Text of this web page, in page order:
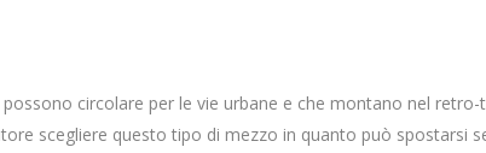
circolare per le vie urbane e che montano nel
scegliere questo tipo di mezzo in quanto può spostarsi